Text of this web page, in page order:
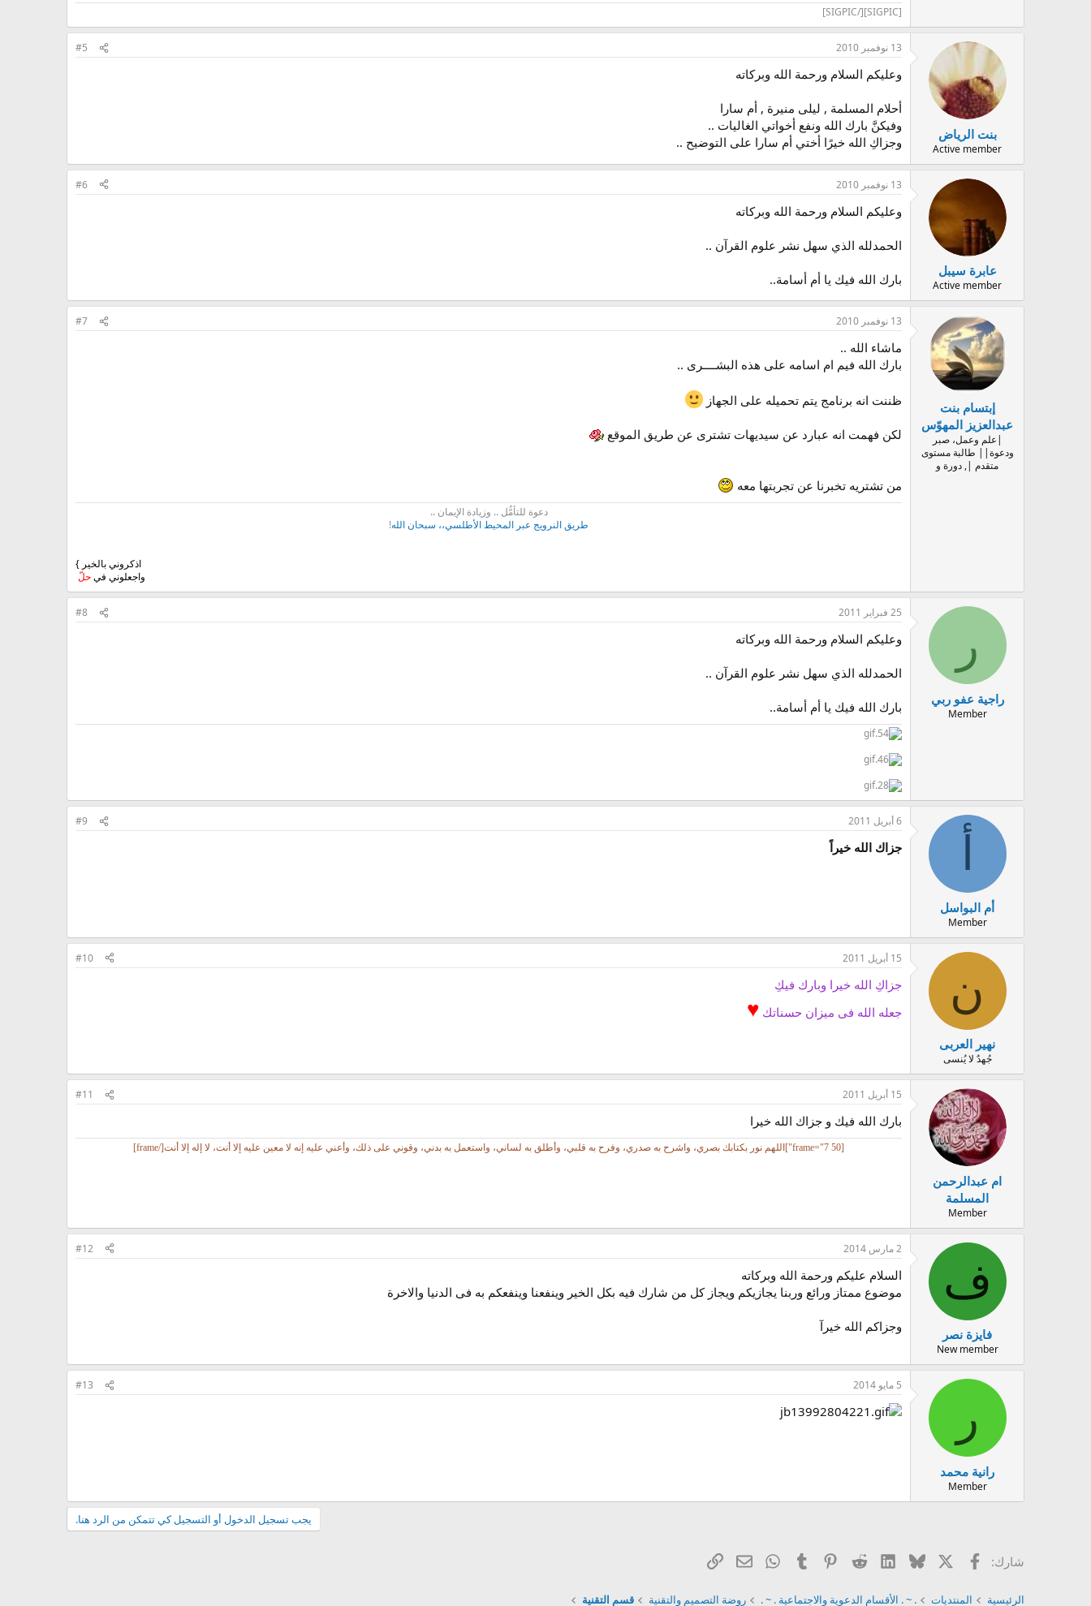
[SIGPIC][/SIGPIC]
بنت الرياض
Active member
13 نوفمبر 2010 #5
وعليكم السلام ورحمة الله وبركاته
أحلام المسلمة , ليلى منيرة , أم سارا
وفيكنَّ بارك الله ونفع أخواتي الغاليات ..
وجزاكِ الله خيرًا أختي أم سارا على التوضيح ..
عابرة سيبل
Active member
13 نوفمبر 2010 #6
وعليكم السلام ورحمة الله وبركاته
الحمدلله الذي سهل نشر علوم القرآن ..
بارك الله فيك يا أم أسامة..
إبتسام بنت
عبدالعزيز المهوّس
|علم وعمل، صبر
ودعوة|| طالبة مستوى
متقدم |, دورة و
13 نوفمبر 2010 #7
ماشاء الله ..
بارك الله فيم ام اسامه على هذه البشــــرى ..
ظننت انه برنامج يتم تحميله على الجهاز
لكن فهمت انه عبارد عن سيديهات تشترى عن طريق الموقع
من تشتريه تخبرنا عن تجربتها معه
دعوة للتأمُّل .. وزيادة الإيمان ..
طريق النرويج عبر المحيط الأطلسي،، سبحان الله!
اذكروني بالخير }
واجعلوني فيحلّ
ر
راجية عفو ربي
Member
25 فبراير 2011 #8
وعليكم السلام ورحمة الله وبركاته
الحمدلله الذي سهل نشر علوم القرآن ..
بارك الله فيك يا أم أسامة..
أم البواسل
Member
6 أبريل 2011 #9
جزاك الله خيراً
ن
نهير العربى
جُهدٌ لا يُنسى
15 أبريل 2011 #10
جزاكِ الله خيرا وبارك فيكِ
جعله الله فى ميزان حسناتك ♥
ام عبدالرحمن
المسلمة
Member
15 أبريل 2011 #11
بارك الله فيك و جزاك الله خيرا
[frame="7 50"]اللهم نور بكتابك بصري، واشرح به صدري، وفرح به قلبي، وأطلق به لساني، واستعمل به بدني، وقوني على ذلك، وأعني عليه إنه لا معين عليه إلا أنت، لا إله إلا أنت[/frame]
ف
فايزة نصر
New member
2 مارس 2014 #12
السلام عليكم ورحمة الله وبركاته
موضوع ممتاز ورائع وربنا يجازيكم ويجاز كل من شارك فيه بكل الخير وينفعنا وينفعكم به فى الدنيا والاخرة
وجزاكم الله خيرآ
ر
رانية محمد
Member
5 مايو 2014 #13
يجب تسجيل الدخول أو التسجيل كي تتمكن من الرد هنا.
شارك: فيسبوك Bluesky
LinkedIn
Reddit
Pinterest
Tumblr
WhatsApp
البريد الإلكتروني
الرابط
الرئيسية المنتديات . ~ . الأقسام الدعوية والاجتماعية . ~ . روضة التصميم والتقنية قسم التقنية